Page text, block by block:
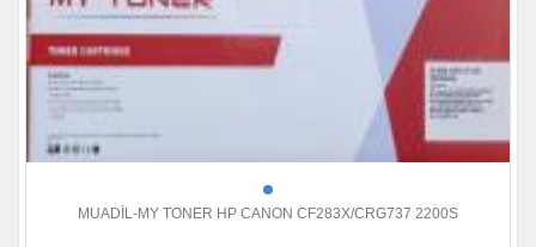
MUADİL-MY TONER HP CANON CF283X/CRG737 2200S